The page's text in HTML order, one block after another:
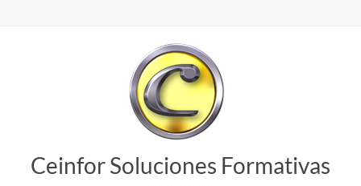
Ceinfor Soluciones Formativas